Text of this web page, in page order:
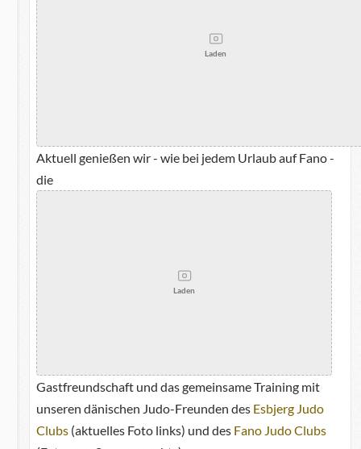
Laden
Aktuell genießen wir - wie bei jedem Urlaub auf Fano -
die
Laden
Gastfreundschaft und das gemeinsame Training mit
unseren dänischen Judo-Freunden des Esbjerg Judo
Clubs (aktuelles Foto links) und des Fano Judo Clubs